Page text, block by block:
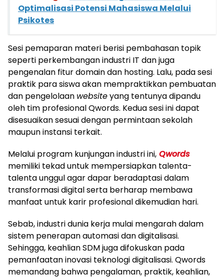
Optimalisasi Potensi Mahasiswa Melalui
Psikotes
Sesi pemaparan materi berisi pembahasan topik
seperti perkembangan industri IT dan juga
pengenalan fitur domain dan hosting. Lalu, pada sesi
praktik para siswa akan mempraktikkan pembuatan
dan pengelolaan websiteyang tentunya dipandu
oleh tim profesional Qwords. Kedua sesi ini dapat
disesuaikan sesuai dengan permintaan sekolah
maupun instansi terkait.
Melalui program kunjungan industri ini, Qwords
memiliki tekad untuk mempersiapkan talenta-
talenta unggul agar dapar beradaptasi dalam
transformasi digital serta berharap membawa
manfaat untuk karir profesional dikemudian hari.
Sebab, industri dunia kerja mulai mengarah dalam
sistem penerapan automasi dan digitalisasi.
Sehingga, keahlian SDM juga difokuskan pada
pemanfaatan inovasi teknologi digitalisasi. Qwords
memandang bahwa pengalaman, praktik, keahlian,